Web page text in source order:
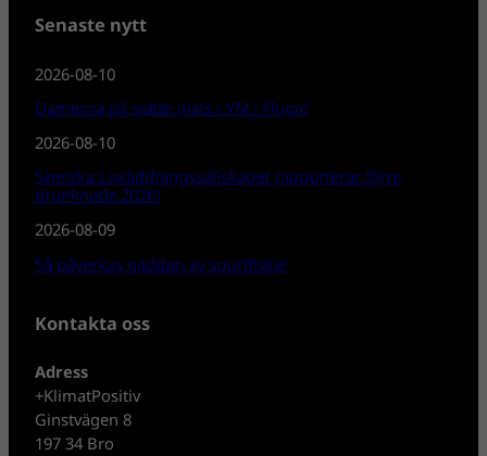
Senaste nytt
2026-08-10
Damerna på sjätte plats i VM i Fluga!
2026-08-10
Svenska Livräddningssällskapet rapporterar färre
drunknade 2026!
2026-08-09
Så påverkas gäddan av sportfiske!
Kontakta oss
Adress
+KlimatPositiv
Ginstvägen 8
197 34 Bro